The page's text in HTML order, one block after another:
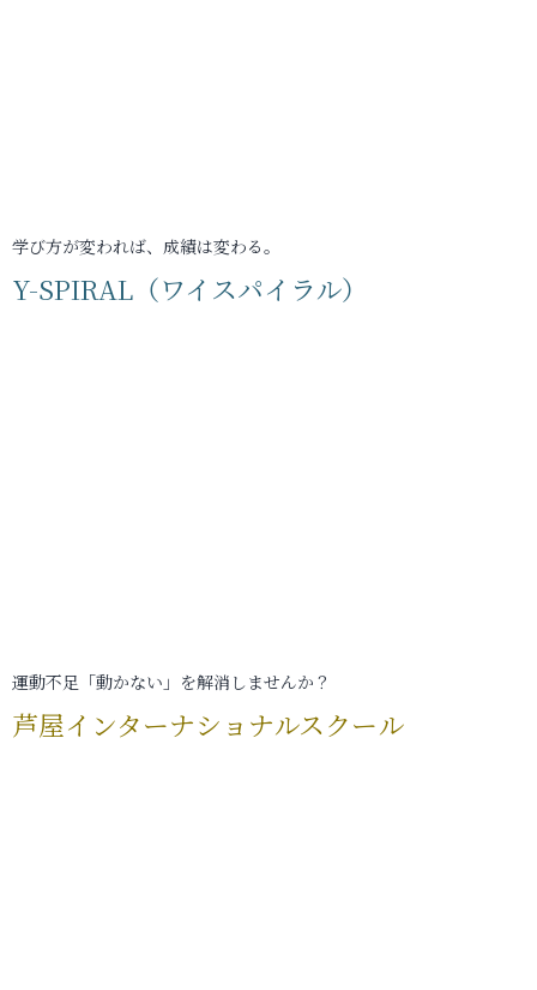
学び方が変われば、成績は変わる。
Y-SPIRAL（ワイスパイラル）
運動不足「動かない」を解消しませんか？
芦屋インターナショナルスクール